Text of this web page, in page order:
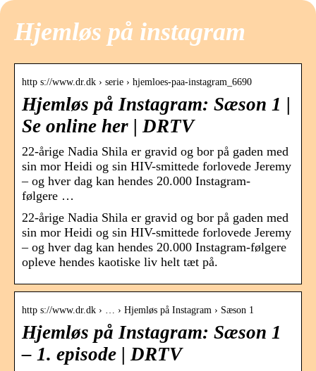
Hjemløs på instagram
http s://www.dr.dk › serie › hjemloes-paa-instagram_6690
Hjemløs på Instagram: Sæson 1 |
Se online her | DRTV
22-årige Nadia Shila er gravid og bor på gaden med
sin mor Heidi og sin HIV-smittede forlovede Jeremy
– og hver dag kan hendes 20.000 Instagram-
følgere …
22-årige Nadia Shila er gravid og bor på gaden med
sin mor Heidi og sin HIV-smittede forlovede Jeremy
– og hver dag kan hendes 20.000 Instagram-følgere
opleve hendes kaotiske liv helt tæt på.
http s://www.dr.dk › … › Hjemløs på Instagram › Sæson 1
Hjemløs på Instagram: Sæson 1
– 1. episode | DRTV